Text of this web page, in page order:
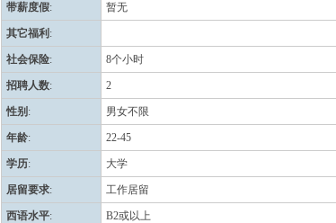
带薪度假: 暂无
其它福利 :
社会保险: 8个小时
招聘人数: 2
性别 : 男女不限
年龄: 22-45
学历: 大学
居留要求: 工作居留
西语水平: B2或以上